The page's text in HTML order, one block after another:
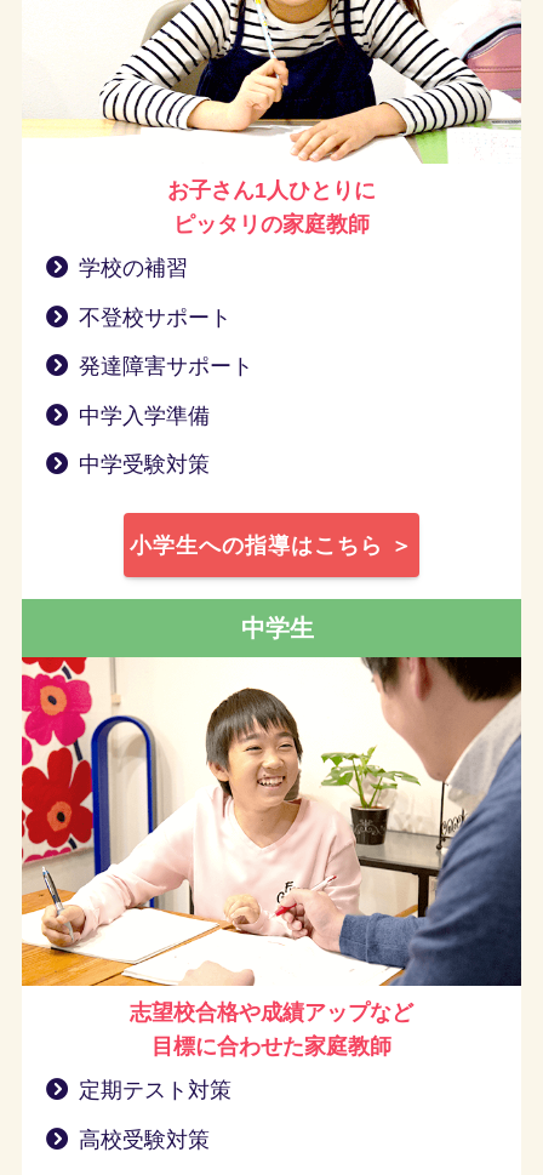
お子さん1人ひとりに
ピッタリの家庭教師
学校の補習
不登校サポート
発達障害サポート
中学入学準備
中学受験対策
小学生への指導はこちら ＞
中学生
志望校合格や成績アップなど
目標に合わせた家庭教師
定期テスト対策
高校受験対策